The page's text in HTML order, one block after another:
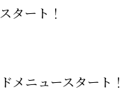
タート！
メニュースタート！